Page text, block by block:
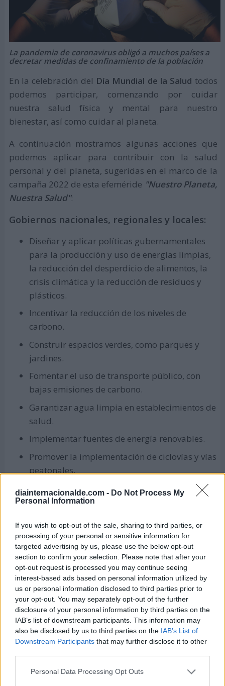
diainternacionalde.com - Do Not Process My
Personal Information
If you wish to opt-out of the sale, sharing to third parties, or
processing of your personal or sensitive information for
targeted advertising by us, please use the below opt-out
section to confirm your selection. Please note that after your
opt-out request is processed you may continue seeing
interest-based ads based on personal information utilized by
us or personal information disclosed to third parties prior to
your opt-out. You may separately opt-out of the further
disclosure of your personal information by third parties on the
IAB’s list of downstream participants. This information may
also be disclosed by us to third parties on the IAB’s List of
Downstream Participants that may further disclose it to other
Personal Data Processing Opt Outs
La pandemia de coronavirus obligó a muchos países a
decretar medidas de confinamiento de la población
En la celebración del Día Mundial de la Salud todos
podemos participar, comenzando por cuidar
nuestra salud física y mental para nuestro
bienestar, así como cuidar al planeta.
A continuación mostramos algunas acciones que
podemos aplicar para contribuir con la salud
personal y del planeta, sugeridas en el marco de la
campaña 2022 de esta efeméride "Nuestro Planeta,
Nuestra Salud":
Gobiernos nacionales, regionales y locales:
Diseñar y aplicar políticas gubernamentales
para la producción y uso de energías limpias,
la reducción del desperdicio de alimentos, la
crisis climática y la reducción de residuos y
plásticos.
Incentivar la reducción de los niveles de
carbono.
Construir espacios verdes, como parques y
jardines.
Fomentar el uso de transporte público, con
bajas emisiones de carbono.
Garantizar agua limpia en establecimientos de
salud.
Implementar fuentes de energía renovables.
Promover la implementación de ciclovías y vías
peatonales.
Empresas:
acceso al agua potable.
Apoyar el teletrabajo.
Apoyar la lactancia materna por parte de
madres trabajadoras.
Contribuir al ahorro energético, apagando las
luces de oficinas y edificaciones.
Producir o adquirir productos reciclables o
reutilizables.
Personas: